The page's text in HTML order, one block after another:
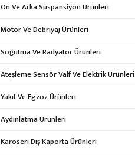
Ön Ve Arka Süspansiyon Ürünleri
Motor Ve Debriyaj Ürünleri
Soğutma Ve Radyatör Ürünleri
Ateşleme Sensör Valf Ve Elektrik Ürünleri
Yakıt Ve Egzoz Ürünleri
Aydınlatma Ürünleri
Karoseri Dış Kaporta Ürünleri